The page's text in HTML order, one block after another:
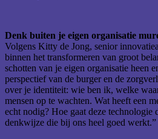
Denk buiten je eigen organisatie
Volgens Kitty de Jong, senior
binnen het transformeren van groot
schotten van je eigen organisatie heen
perspectief van de burger en de
over je identiteit: wie ben ik, welke
mensen op te wachten. Wat heeft een
echt nodig? Hoe gaat deze technologie
denkwijze die bij ons heel goed werkt.”